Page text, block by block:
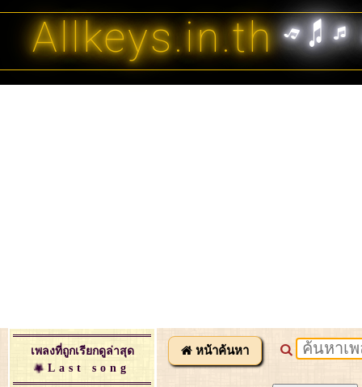
Allkeys.in.th
หน้าค้นหา
เพลงที่ถูกเรียกดูล่าสุด
Last song